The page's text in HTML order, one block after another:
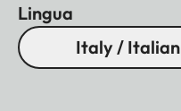
Lingua
Italy / Italian